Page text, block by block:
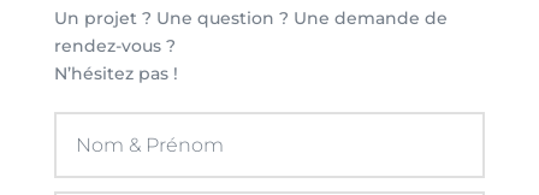
Un projet ? Une question ? Une demande de
rendez-vous ?
N’hésitez pas !